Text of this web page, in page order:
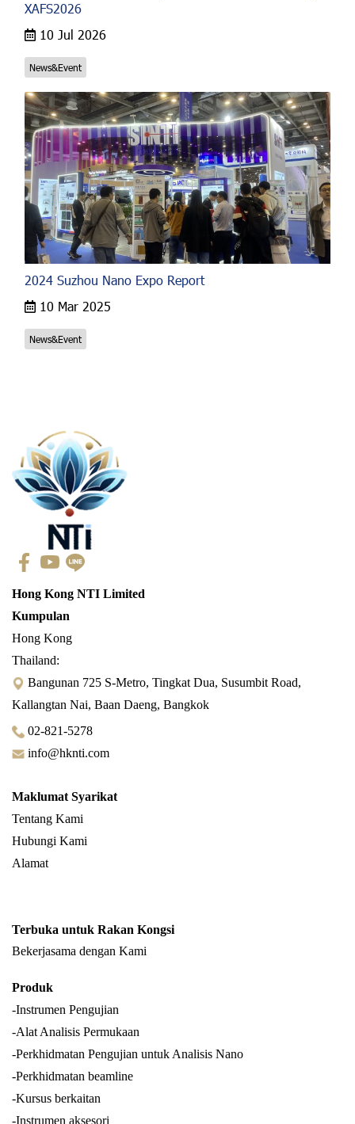
XAFS2026
10 Jul 2026
News&Event
2024 Suzhou Nano Expo Report
10 Mar 2025
News&Event
Hong Kong NTI Limited
Kumpulan
Hong Kong
Thailand:
Bangunan 725 S-Metro, Tingkat Dua, Susumbit Road,
Kallangtan Nai, Baan Daeng, Bangkok
02-821-5278
info@hknti.com
Maklumat Syarikat
Tentang Kami
Hubungi Kami
Alamat
Terbuka untuk Rakan Kongsi
Bekerjasama dengan Kami
Produk
-Instrumen Pengujian
-Alat Analisis Permukaan
-Perkhidmatan Pengujian untuk Analisis Nano
-Perkhidmatan beamline
-Kursus berkaitan
-Instrumen aksesori